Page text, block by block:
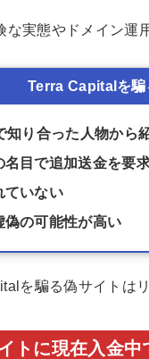
実態やドメイン運
Terra Capitalを騙
り合った人物から
目で追加送金を要
ていない
の可能性が高い
を騙る偽サイトは
トに現在入金中